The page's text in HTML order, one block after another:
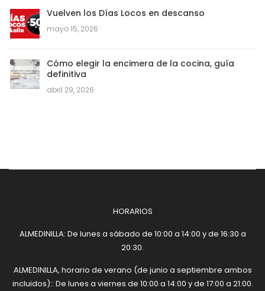
Vuelven los Días Locos en descanso
mayo 15, 2026
Cómo elegir la encimera de la cocina, guía
definitiva
abril 29, 2026
HORARIOS
ALMEDINILLA: De lunes a sábado de 10:00 a 14:00 y de 16:30 a
20:30.
ALMEDINILLA, horario de verano (de junio a septiembre ambos
incluidos):: De lunes a viernes de 10:00 a 14:00 y de 17:00 a 21:00.